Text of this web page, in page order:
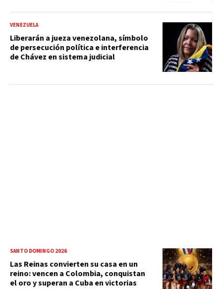
VENEZUELA
Liberarán a jueza venezolana, símbolo
de persecución política e interferencia
de Chávez en sistema judicial
SANTO DOMINGO 2026
Las Reinas convierten su casa en un
reino: vencen a Colombia, conquistan
el oro y superan a Cuba en victorias